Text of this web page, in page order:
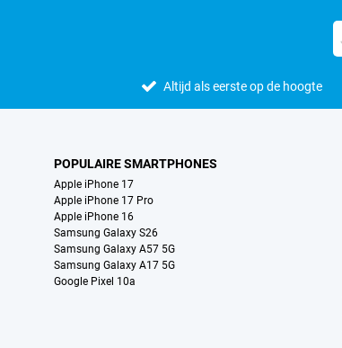
Altijd als eerste op de hoogte
POPULAIRE SMARTPHONES
Apple iPhone 17
Apple iPhone 17 Pro
Apple iPhone 16
Samsung Galaxy S26
Samsung Galaxy A57 5G
Samsung Galaxy A17 5G
Google Pixel 10a